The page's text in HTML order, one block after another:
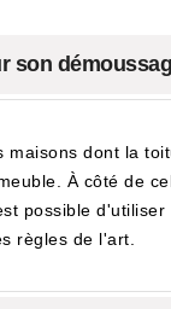
son
dont la
À côté de
possible
règles de l'art.